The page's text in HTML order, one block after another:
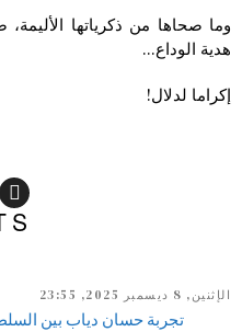
وما صحاها من ذكرياتها
هدية الوداع…
إكراما لدلال!
الإثنين, 8 ديسمبر 2025, 23:55
تجربة حسان دياب بين